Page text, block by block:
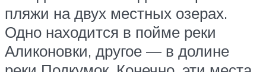
пляжи на двух местных озерах.
Одно находится в пойме реки
Аликоновки, другое — в долине